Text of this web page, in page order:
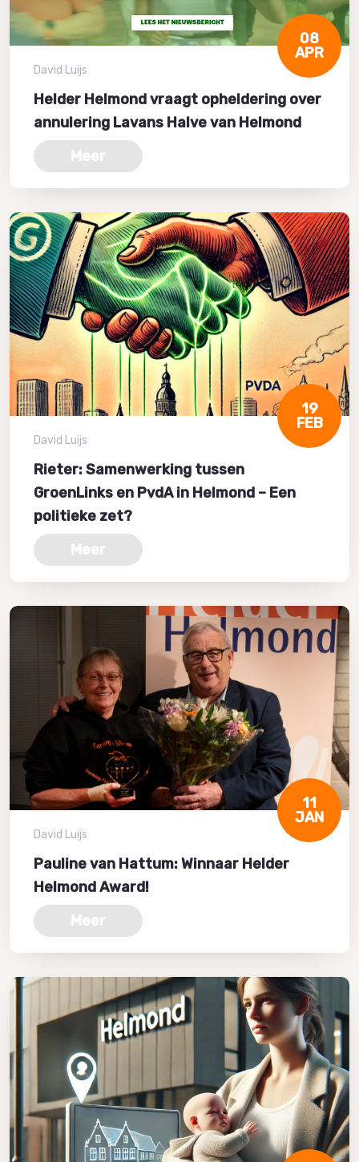
08
APR
David Luijs
Helder Helmond vraagt opheldering over
annulering Lavans Halve van Helmond
Meer
19
FEB
David Luijs
Rieter: Samenwerking tussen
GroenLinks en PvdA in Helmond – Een
politieke zet?
Meer
11
JAN
David Luijs
Pauline van Hattum: Winnaar Helder
Helmond Award!
Meer